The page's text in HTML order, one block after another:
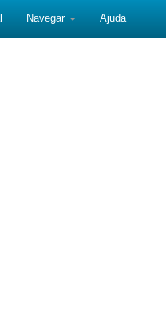
Navegar Ajuda